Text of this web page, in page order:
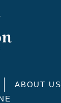
ABOUT US